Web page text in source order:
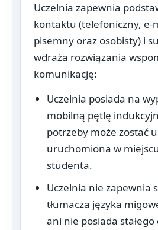
Uczelnia zapewnia
kontaktu (telefoniczny, e-
pisemny oraz osobisty) i
wdraża rozwiązania
komunikację:
Uczelnia posiada na
mobilną pętlę
potrzeby może zostać
uruchomiona w
studenta.
Uczelnia nie zapewnia
tłumacza języka
ani nie posiada